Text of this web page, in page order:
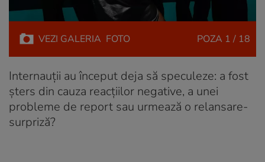
VEZI GALERIA FOTO POZA 1 / 18
Internauții au început deja să speculeze: a fost
șters din cauza reacțiilor negative, a unei
probleme de report sau urmează o relansare-
surpriză?